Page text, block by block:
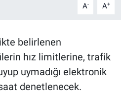
A- A+
belirlenen
hız limitlerine, trafik
uymadığı elektronik
denetlenecek.